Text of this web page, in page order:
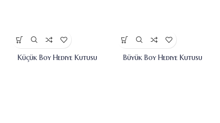
Küçük Boy Hediye Kutusu Büyük Boy Hediye Kutusu